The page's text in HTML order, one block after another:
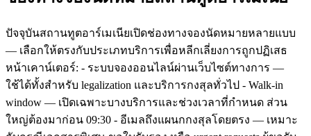
ปัจจุบันสถานทูตอาร์เมเนียเปิดช่องทางจองนัดหมายหลายแบบ
— เลือกให้ตรงกับประเภทบริการเพื่อหลีกเลี่ยงการถูกปฏิเสธ
หน้าเคาน์เตอร์: - ระบบจองออนไลน์ผ่านเว็บไซต์ทางการ —
ใช้ได้ทั้งสำหรับ legalization และบริการกงสุลทั่วไป - Walk-in
window — เปิดเฉพาะบางบริการและช่วงเวลาที่กำหนด ส่วน
ใหญ่ต้องมาก่อน 09:30 - อีเมลถึงแผนกกงสุลโดยตรง — เหมาะ